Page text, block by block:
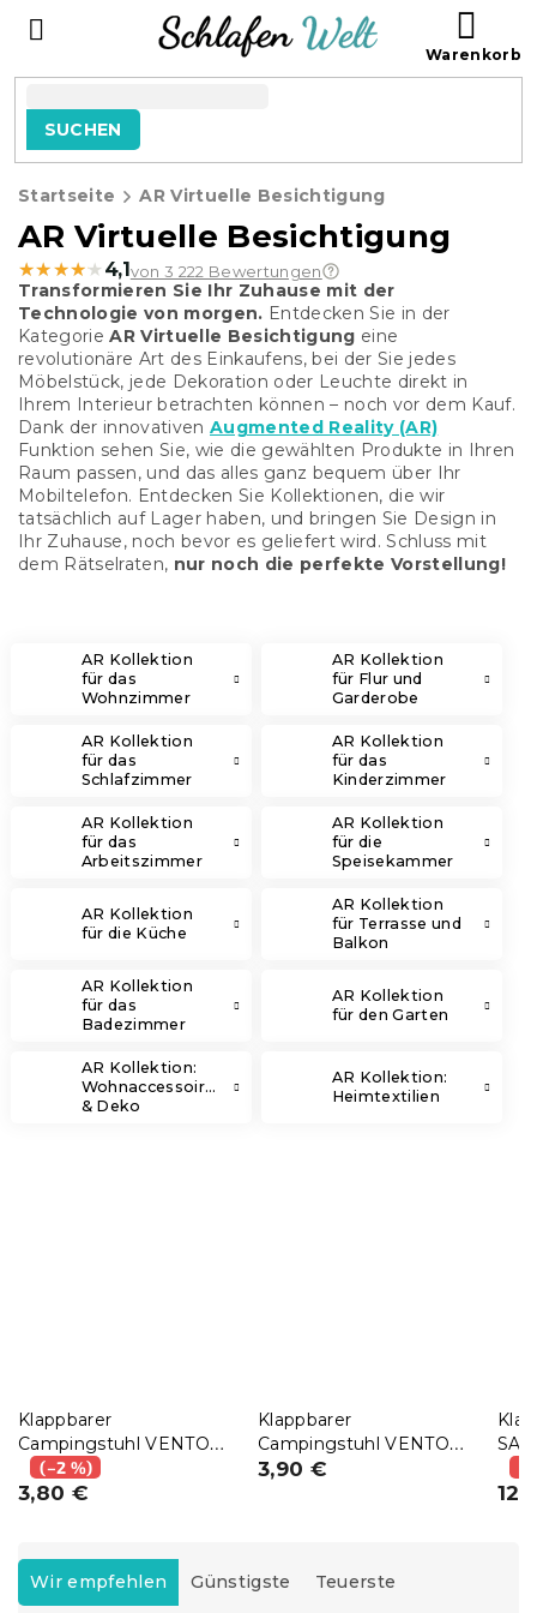
SUCHEN
Startseite AR Virtuelle Besichtigung
AR Virtuelle Besichtigung
★★★★★
★★★★★ 4,1 von 3 222 Bewertungen
Transformieren Sie Ihr Zuhause mit der
Technologie von morgen. Entdecken Sie in der
KategorieAR Virtuelle Besichtigung eine
revolutionäre Art des Einkaufens, bei der Sie jedes
Möbelstück, jede Dekoration oder Leuchte direkt in
Ihrem Interieur betrachten können – noch vor dem Kauf.
Dank der innovativen Augmented Reality (AR)
Funktion sehen Sie, wie die gewählten Produkte in Ihren
Raum passen, und das alles ganz bequem über Ihr
Mobiltelefon. Entdecken Sie Kollektionen, die wir
tatsächlich auf Lager haben, und bringen Sie Design in
Ihr Zuhause, noch bevor es geliefert wird. Schluss mit
dem Rätselraten, nur noch die perfekte Vorstellung!
AR Kollektion
für das
Wohnzimmer
AR Kollektion
für Flur und
Garderobe
AR Kollektion
für das
Schlafzimmer
AR Kollektion
für das
Kinderzimmer
AR Kollektion
für das
Arbeitszimmer
AR Kollektion
für die
Speisekammer
AR Kollektion
für die Küche
AR Kollektion
für Terrasse und
Balkon
AR Kollektion
für das
Badezimmer
AR Kollektion
für den Garten
AR Kollektion:
Wohnaccessoires
& Deko
AR Kollektion:
Heimtextilien
Klappbarer
Campingstuhl VENTO
38 cm, blau
(–2 %)
3,80 €
Klappbarer
Campingstuhl VENTO
38 cm, schwarz
3,90 €
P
Wir empfehlen Günstigste Teuerste